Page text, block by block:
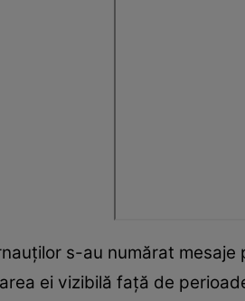
s-au numărat
ei vizibilă față de